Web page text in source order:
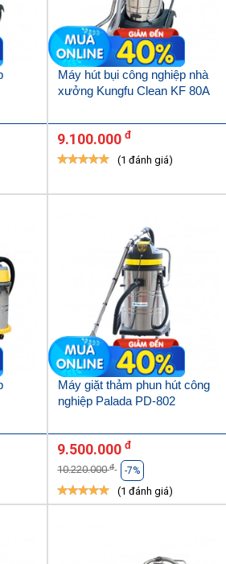
Máy hút bụi công nghiệp nhà
xưởng Kungfu Clean KF 80A
9.100.000đ
(1 đánh giá)
Máy giặt thảm phun hút công
nghiệp Palada PD-802
9.500.000đ
10.220.000đ -7%
(1 đánh giá)